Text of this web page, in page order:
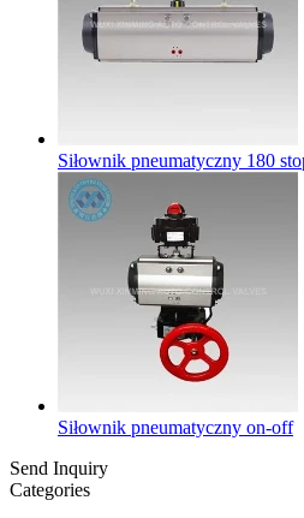
Siłownik pneumatyczny 180
Siłownik pneumatyczny on-off
Send Inquiry
Categories